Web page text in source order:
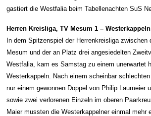
gastiert die Westfalia beim Tabellenachten SuS
Herren Kreisliga, TV Mesum 1 –
In dem Spitzenspiel der Herrenkreisliga
Mesum und der an Platz drei angesiedelten
Westfalia, kam es Samstag zu einem unerwartet
Westerkappeln. Nach einem scheinbar
nur einem gewonnen Doppel von Philip Laumeier
sowie zwei verlorenen Einzeln im oberen
Maier mussten die Westerkappelner einmal mehr